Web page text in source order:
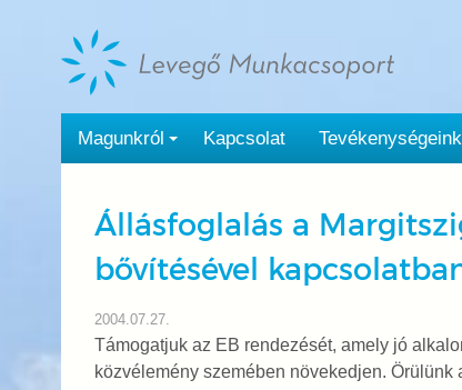
tartalomra
Magunkról Kapcsolat Tevékenységeink
Állásfoglalás a
bővítésével
2004.07.27.
Támogatjuk az EB rendezését, amely jó
közvélemény szemében növekedjen.